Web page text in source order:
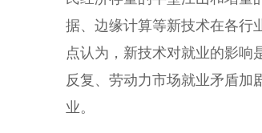
据、边缘计算等新技术在各行
点认为，新技术对就业的影响
反复、劳动力市场就业矛盾加
业。